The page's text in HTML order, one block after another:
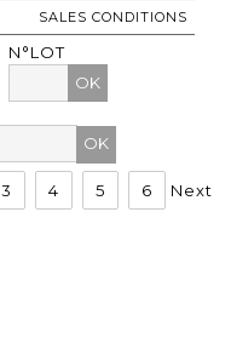
SALES CONDITIONS
N°LOT
OK
3 4 5 6 Next